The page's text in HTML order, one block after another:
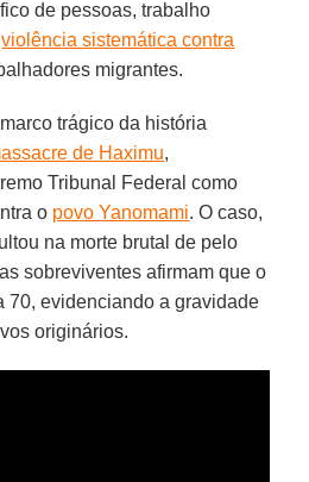
de pessoas, trabalho
violência sistemática contra
migrantes.
trágico da história
de Haximu,
Tribunal Federal como
o povo Yanomami. O caso,
na morte brutal de pelo
sobreviventes afirmam que o
70, evidenciando a gravidade
originários.